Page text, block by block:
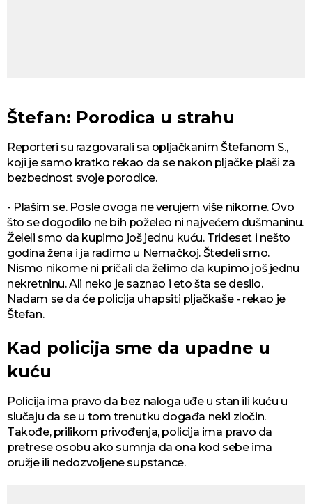
Štefan: Porodica u strahu
Reporteri su razgovarali sa opljačkanim Štefanom S.,
koji je samo kratko rekao da se nakon pljačke plaši za
bezbednost svoje porodice.
- Plašim se. Posle ovoga ne verujem više nikome. Ovo
što se dogodilo ne bih poželeo ni najvećem dušmaninu.
Želeli smo da kupimo još jednu kuću. Trideset i nešto
godina žena i ja radimo u Nemačkoj. Štedeli smo.
Nismo nikome ni pričali da želimo da kupimo još jednu
nekretninu. Ali neko je saznao i eto šta se desilo.
Nadam se da će policija uhapsiti pljačkaše - rekao je
Štefan.
Kad policija sme da upadne u
kuću
Policija ima pravo da bez naloga uđe u stan ili kuću u
slučaju da se u tom trenutku događa neki zločin.
Takođe, prilikom privođenja, policija ima pravo da
pretrese osobu ako sumnja da ona kod sebe ima
oružje ili nedozvoljene supstance.